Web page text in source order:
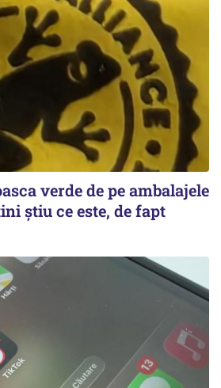
verde de pe ambalajele
știu ce este, de fapt